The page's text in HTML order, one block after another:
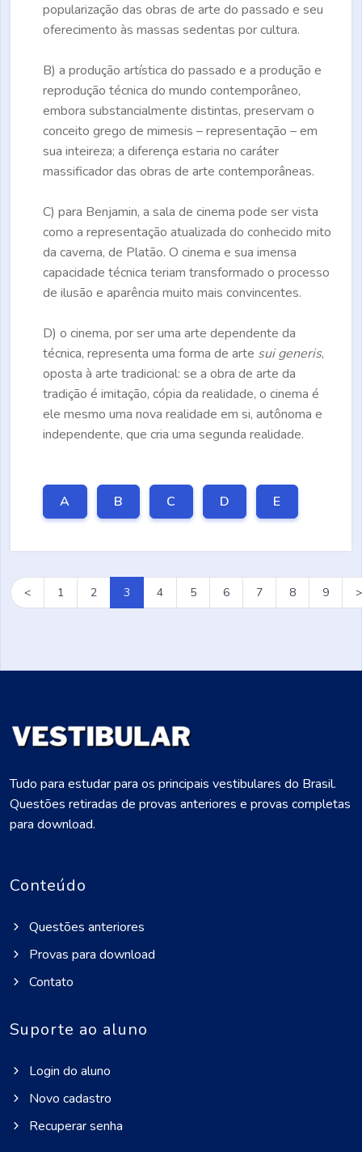
popularização das obras de arte do passado e seu
oferecimento às massas sedentas por cultura.
B) a produção artística do passado e a produção e
reprodução técnica do mundo contemporâneo,
embora substancialmente distintas, preservam o
conceito grego de mimesis – representação – em
sua inteireza; a diferença estaria no caráter
massificador das obras de arte contemporâneas.
C) para Benjamin, a sala de cinema pode ser vista
como a representação atualizada do conhecido mito
da caverna, de Platão. O cinema e sua imensa
capacidade técnica teriam transformado o processo
de ilusão e aparência muito mais convincentes.
D) o cinema, por ser uma arte dependente da
técnica, representa uma forma de arte sui generis,
oposta à arte tradicional: se a obra de arte da
tradição é imitação, cópia da realidade, o cinema é
ele mesmo uma nova realidade em si, autônoma e
independente, que cria uma segunda realidade.
A B C D E
< 1 2 3 4 5 6 7 8 9 >
Tudo para estudar para os principais vestibulares do Brasil.
Questões retiradas de provas anteriores e provas completas
para download.
Conteúdo
Questões anteriores
Provas para download
Contato
Suporte ao aluno
Login do aluno
Novo cadastro
Recuperar senha